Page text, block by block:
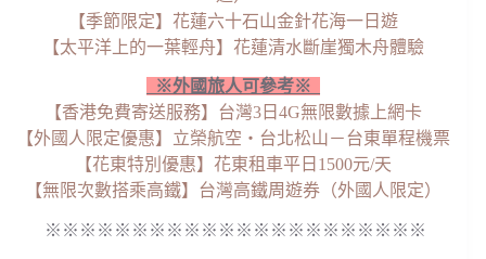
【季節限定】花蓮六十石山金針花海一日遊
【太平洋上的一葉輕舟】花蓮清水斷崖獨木舟體驗
※外國旅人可參考※
【香港免費寄送服務】台灣3日4G無限數據上網卡
【外國人限定優惠】立榮航空・台北松山－台東單程機票
【花東特別優惠】花東租車平日1500元/天
【無限次數搭乘高鐵】台灣高鐵周遊券（外國人限定）
※※※※※※※※※※※※※※※※※※※※※※